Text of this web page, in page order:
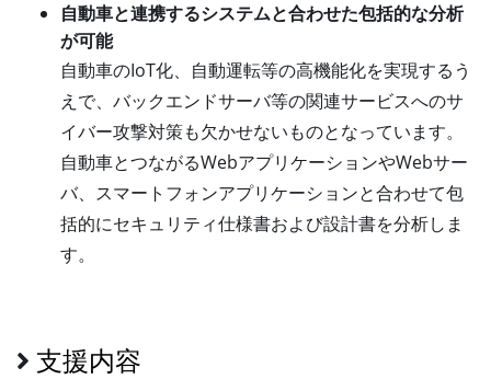
自動車と連携するシステムと合わせた包括的な分析
が可能
自動車のIoT化、自動運転等の高機能化を実現するう
えで、バックエンドサーバ等の関連サービスへのサ
イバー攻撃対策も欠かせないものとなっています。
自動車とつながるWebアプリケーションやWebサー
バ、スマートフォンアプリケーションと合わせて包
括的にセキュリティ仕様書および設計書を分析しま
す。
支援内容